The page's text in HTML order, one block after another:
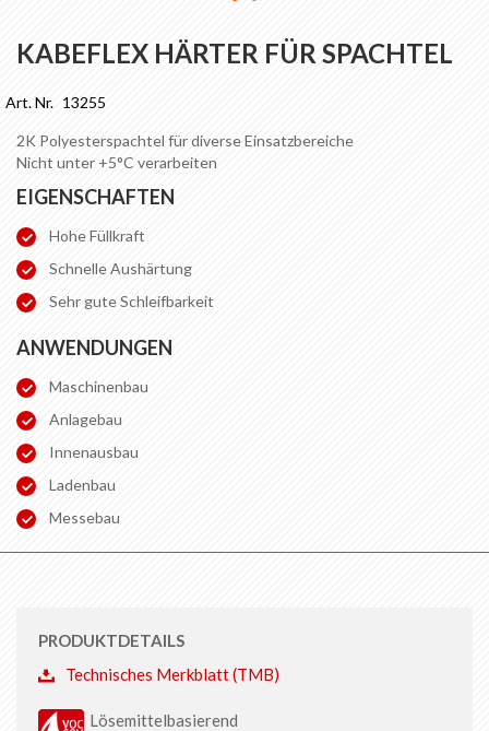
KABEFLEX HÄRTER FÜR SPACHTEL
Art. Nr. 13255
Anfang
der
springen
PRODUKTDETAILS
Technisches Merkblatt (TMB)
Lösemittelbasierend
2K Polyesterspachtel für diverse Einsatzbereiche
Nicht unter +5°C verarbeiten
EIGENSCHAFTEN
Hohe Füllkraft
Schnelle Aushärtung
Sehr gute Schleifbarkeit
ANWENDUNGEN
Maschinenbau
Anlagebau
Innenausbau
Ladenbau
Messebau